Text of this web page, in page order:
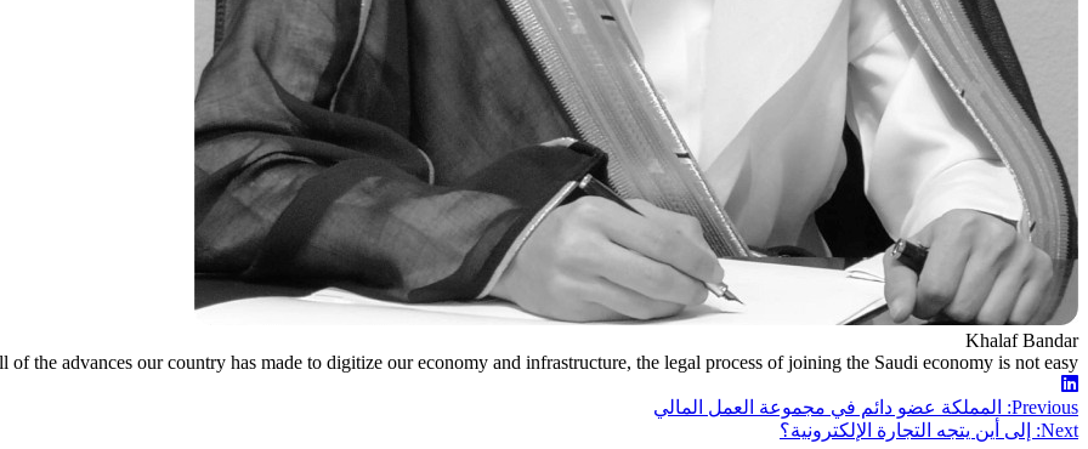
Khalaf Bandar
of the advances our country has made to digitize our economy and infrastructure, the legal process of joining the Saudi economy is not easy.
Linkedin
Post
navigation
Previous:
المملكة عضو دائم في مجموعة العمل المالي
Next:
إلى أين يتجه التجارة الإلكترونية؟